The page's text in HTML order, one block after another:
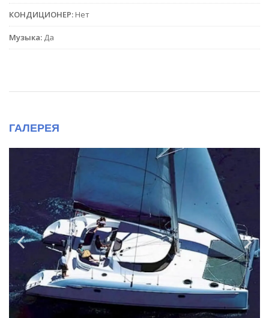
КОНДИЦИОНЕР: Нет
Музыка: Да
ГАЛЕРЕЯ